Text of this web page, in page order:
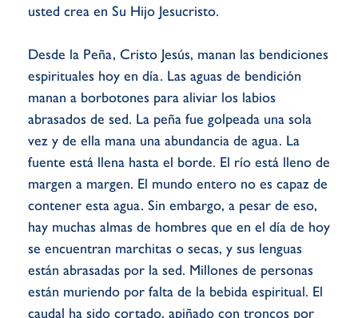
usted crea en Su Hijo Jesucristo.
Desde la Peña, Cristo Jesús, manan las bendiciones
espirituales hoy en día. Las aguas de bendición
manan a borbotones para aliviar los labios
abrasados de sed. La peña fue golpeada una sola
vez y de ella mana una abundancia de agua. La
fuente está llena hasta el borde. El río está lleno de
margen a margen. El mundo entero no es capaz de
contener esta agua. Sin embargo, a pesar de eso,
hay muchas almas de hombres que en el día de hoy
se encuentran marchitas o secas, y sus lenguas
están abrasadas por la sed. Millones de personas
están muriendo por falta de la bebida espiritual. El
caudal ha sido cortado, apiñado con troncos por